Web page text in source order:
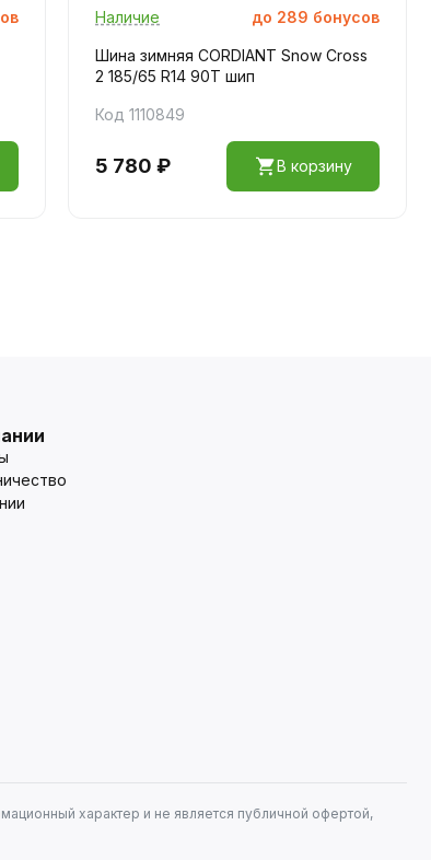
Наличие до 289 бонусов
Шина зимняя CORDIANT Snow Cross
2 185/65 R14 90T шип
Код 1110849
5 780 ₽ В корзину
характер и не является публичной офертой,